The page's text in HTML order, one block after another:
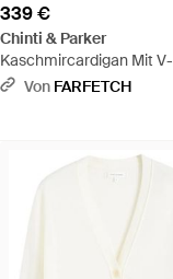
339 €
Chinti & Parker
Kaschmircardigan Mit V-
Ausschnitt - Weiß
Von FARFETCH